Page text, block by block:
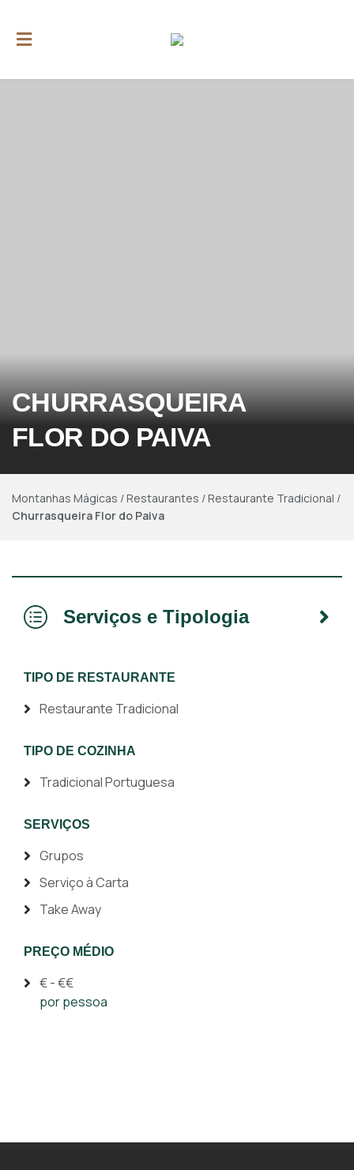
CHURRASQUEIRA
FLOR DO PAIVA
Montanhas Mágicas /Restaurantes /Restaurante Tradicional /
Churrasqueira Flor do Paiva
Serviços e Tipologia
TIPO DE RESTAURANTE
Restaurante Tradicional
TIPO DE COZINHA
Tradicional Portuguesa
SERVIÇOS
Grupos
Serviço à Carta
Take Away
PREÇO MÉDIO
€ - €€
por pessoa